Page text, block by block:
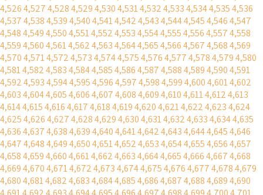
4,5264,5274,5284,5294,5304,5314,5324,5334,5344,5354,536
4,5374,5384,5394,5404,5414,5424,5434,5444,5454,5464,547
4,5484,5494,5504,5514,5524,5534,5544,5554,5564,5574,558
4,5594,5604,5614,5624,5634,5644,5654,5664,5674,5684,569
4,5704,5714,5724,5734,5744,5754,5764,5774,5784,5794,580
4,5814,5824,5834,5844,5854,5864,5874,5884,5894,5904,591
4,5924,5934,5944,5954,5964,5974,5984,5994,6004,6014,602
4,6034,6044,6054,6064,6074,6084,6094,6104,6114,6124,613
4,6144,6154,6164,6174,6184,6194,6204,6214,6224,6234,624
4,6254,6264,6274,6284,6294,6304,6314,6324,6334,6344,635
4,6364,6374,6384,6394,6404,6414,6424,6434,6444,6454,646
4,6474,6484,6494,6504,6514,6524,6534,6544,6554,6564,657
4,6584,6594,6604,6614,6624,6634,6644,6654,6664,6674,668
4,6694,6704,6714,6724,6734,6744,6754,6764,6774,6784,679
4,6804,6814,6824,6834,6844,6854,6864,6874,6884,6894,690